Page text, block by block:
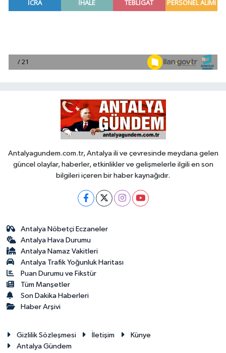
Antalyagundem.com.tr, Antalya ili ve çevresinde meydana gelen
güncel olaylar, haberler, etkinlikler ve gelişmelerle ilgili en son
bilgileri içeren bir haber kaynağıdır.
Antalya Nöbetçi Eczaneler
Antalya Hava Durumu
Antalya Namaz Vakitleri
Antalya Trafik Yoğunluk Haritası
Puan Durumu ve Fikstür
Tüm Manşetler
Son Dakika Haberleri
Haber Arşivi
Gizlilik Sözleşmesi İletişim
Künye
Antalya Gündem